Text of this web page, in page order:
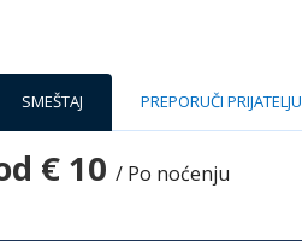
SMEŠTAJ PREPORUČI PRIJATELJU
€ 10 / Po noćenju